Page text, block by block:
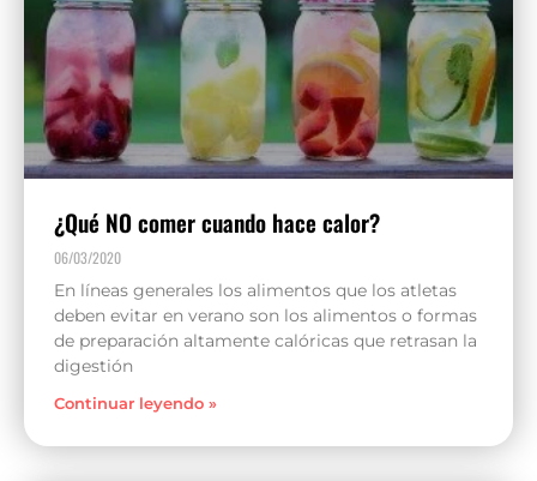
¿Qué NO comer cuando hace calor?
06/03/2020
En líneas generales los alimentos que los atletas
deben evitar en verano son los alimentos o formas
de preparación altamente calóricas que retrasan la
digestión
Continuar leyendo »